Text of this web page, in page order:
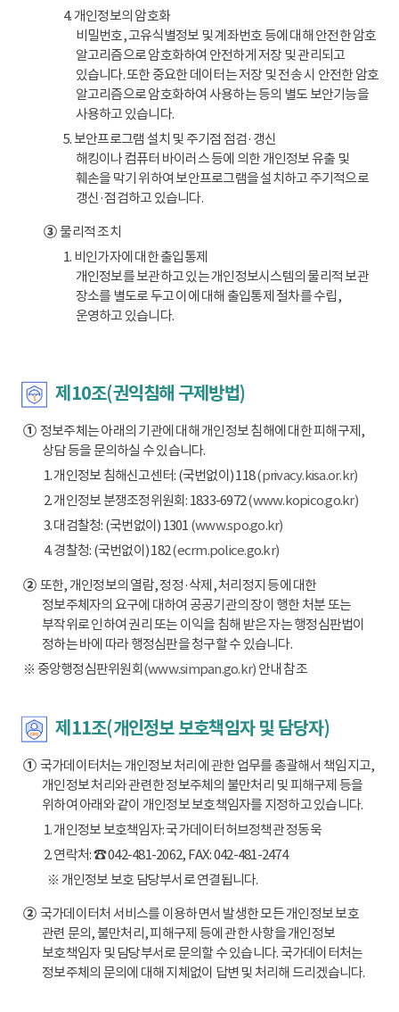
4. 개인정보의 암호화
비밀번호, 고유식별정보 및 계좌번호 등에 대해 안전한 암호
알고리즘으로 암호화하여 안전하게 저장 및 관리되고
있습니다. 또한 중요한 데이터는 저장 및 전송 시 안전한 암호
알고리즘으로 암호화하여 사용하는 등의 별도 보안기능을
사용하고 있습니다.
5. 보안프로그램 설치 및 주기점 점검·갱신
해킹이나 컴퓨터 바이러스 등에 의한 개인정보 유출 및
훼손을 막기 위하여 보안프로그램을 설치하고 주기적으로
갱신·점검하고 있습니다.
③물리적 조치
1. 비인가자에 대한 출입통제
개인정보를 보관하고 있는 개인정보시스템의 물리적 보관
장소를 별도로 두고 이에 대해 출입통제 절차를 수립,
운영하고 있습니다.
제10조(권익침해 구제방법)
①정보주체는 아래의 기관에 대해 개인정보 침해에 대한 피해구제,
상담 등을 문의하실 수 있습니다.
1. 개인정보 침해신고센터: (국번없이) 118(privacy.kisa.or.kr)
2. 개인정보 분쟁조정위원회: 1833-6972(www.kopico.go.kr)
3. 대검찰청: (국번없이) 1301 (www.spo.go.kr)
4. 경찰청: (국번없이) 182(ecrm.police.go.kr)
②또한, 개인정보의 열람, 정정·삭제, 처리정지 등에 대한
정보주체자의 요구에 대하여 공공기관의 장이 행한 처분 또는
부작위로 인하여 권리 또는 이익을 침해 받은 자는 행정심판법이
정하는 바에 따라 행정심판을 청구할 수 있습니다.
※ 중앙행정심판위원회(www.simpan.go.kr) 안내 참조
제11조(개인정보 보호책임자 및 담당자)
①국가데이터처는 개인정보 처리에 관한 업무를 총괄해서 책임지고,
개인정보 처리와 관련한 정보주체의 불만처리 및 피해구제 등을
위하여 아래와 같이 개인정보 보호책임자를 지정하고 있습니다.
1. 개인정보 보호책임자: 국가데이터허브정책관 정동욱
2. 연락처: ☎ 042-481-2062, FAX: 042-481-2474
※ 개인정보 보호 담당부서로 연결됩니다.
②국가데이터처 서비스를 이용하면서 발생한 모든 개인정보 보호
관련 문의, 불만처리, 피해구제 등에 관한 사항을 개인정보
보호책임자 및 담당부서로 문의할 수 있습니다. 국가데이터처는
정보주체의 문의에 대해 지체없이 답변 및 처리해 드리겠습니다.